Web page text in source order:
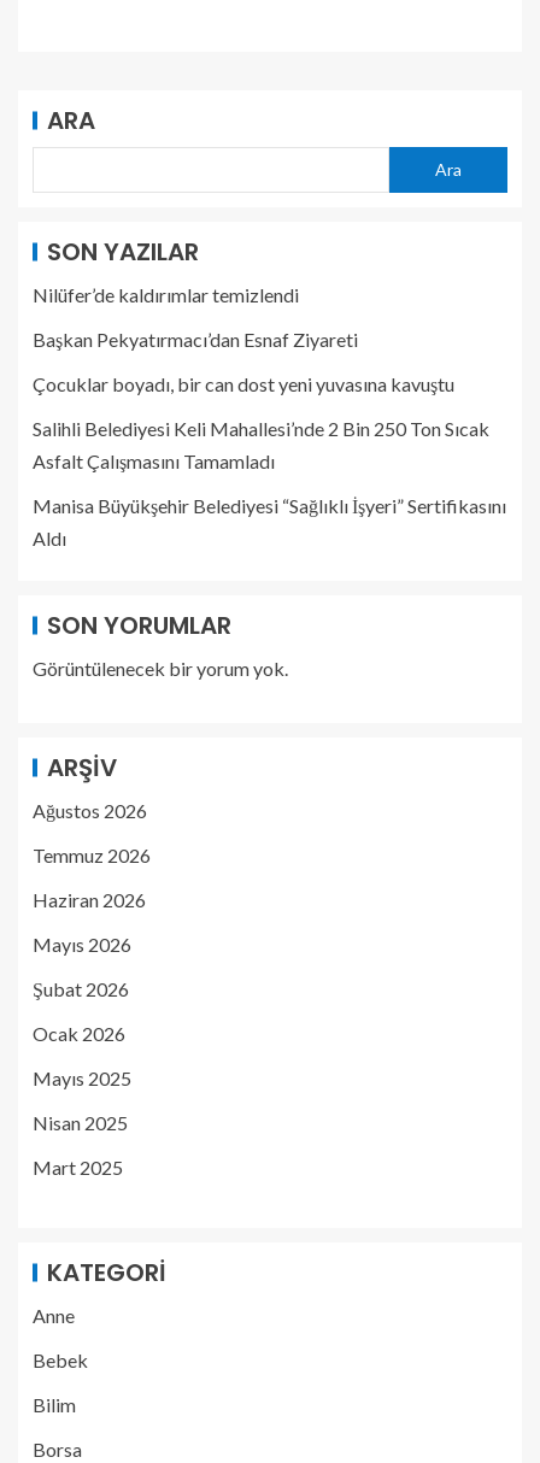
ARA
Ara
SON YAZILAR
Nilüfer’de kaldırımlar temizlendi
Başkan Pekyatırmacı’dan Esnaf Ziyareti
Çocuklar boyadı, bir can dost yeni yuvasına kavuştu
Salihli Belediyesi Keli Mahallesi’nde 2 Bin 250 Ton Sıcak
Asfalt Çalışmasını Tamamladı
Manisa Büyükşehir Belediyesi “Sağlıklı İşyeri” Sertifikasını
Aldı
SON YORUMLAR
Görüntülenecek bir yorum yok.
ARŞIV
Ağustos 2026
Temmuz 2026
Haziran 2026
Mayıs 2026
Şubat 2026
Ocak 2026
Mayıs 2025
Nisan 2025
Mart 2025
KATEGORI
Anne
Bebek
Bilim
Borsa